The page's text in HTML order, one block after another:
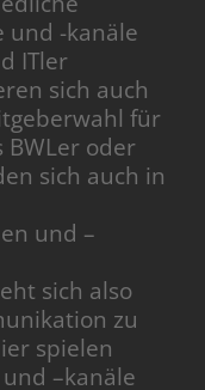
und -kanäle
ITler
sich auch
für
BWLer oder
sich auch in
und –
sich also
zu
spielen
–kanäle